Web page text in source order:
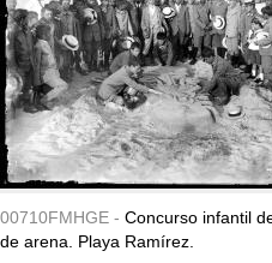
00710FMHGE - Concurso infantil
de arena. Playa Ramírez.